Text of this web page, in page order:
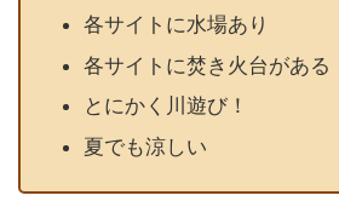
各サイトに水場あり
各サイトに焚き火台がある
とにかく川遊び！
夏でも涼しい